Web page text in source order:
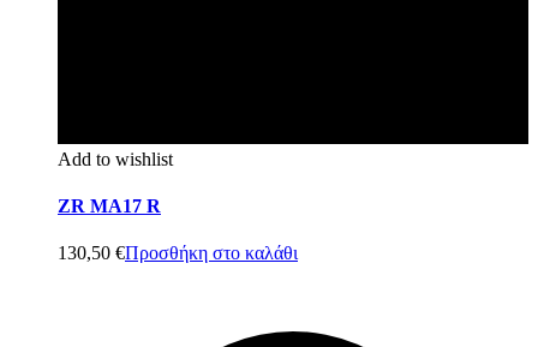
Add to wishlist
ZR MA17 R
130,50 €Προσθήκη στο καλάθι